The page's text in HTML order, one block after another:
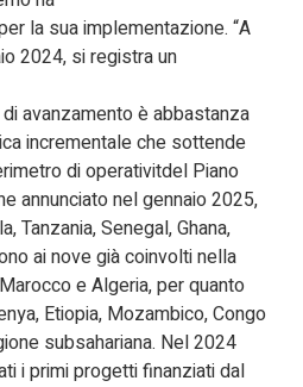
la sua implementazione. “A
2024, si registra un
avanzamento è abbastanza
incrementale che sottende
di operativitdel Piano
annunciato nel gennaio 2025,
Tanzania, Senegal, Ghana,
ai nove già coinvolti nella
e Algeria, per quanto
Etiopia, Mozambico, Congo
subsahariana. Nel 2024
i primi progetti finanziati dal